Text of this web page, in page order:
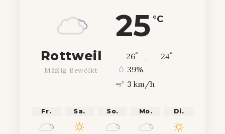
25 °C
Rottweil
Mäßig Bewölkt
26° 24°
39%
3 km/h
Fr. Sa. So. Mo. Di.